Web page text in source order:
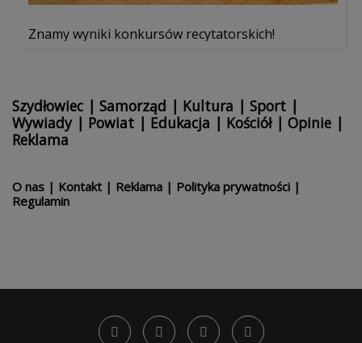
Znamy wyniki konkursów recytatorskich!
Szydłowiec | Samorząd | Kultura | Sport |
Wywiady| Powiat | Edukacja | Kościół| Opinie |
Reklama
O nas | Kontakt | Reklama | Polityka prywatności |
Regulamin